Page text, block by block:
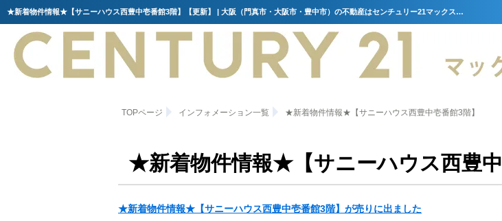
★新着物件情報★【サニーハウス西豊中壱番館3階】【更新】 | 大阪（門真市・大阪市・豊中市）の不動産はセンチュリー21マックス不動産販売
TOPページ インフォメーション一覧 ★新着物件情報★【サニーハウス西豊中壱番館3階】
★新着物件情報★【サニーハウス西豊中
★新着物件情報★【サニーハウス西豊中壱番館3階】が売りに出ました